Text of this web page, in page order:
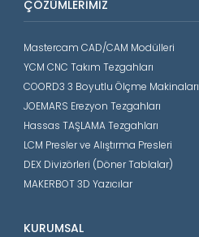
ÇÖZÜMLERIMIZ
Mastercam CAD/CAM Modülleri
YCM CNC Takım Tezgahları
COORD3 3 Boyutlu Ölçme Makinaları
JOEMARS Erezyon Tezgahları
Hassas TAŞLAMA Tezgahları
LCM Presler ve Alıştırma Presleri
DEX Divizörleri (Döner Tablalar)
MAKERBOT 3D Yazıcılar
KURUMSAL